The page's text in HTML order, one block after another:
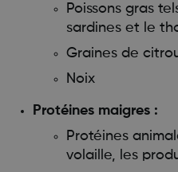
Poissons gras
sardines et le
Graines de
Noix
Protéines maigres :
Protéines
volaille, les